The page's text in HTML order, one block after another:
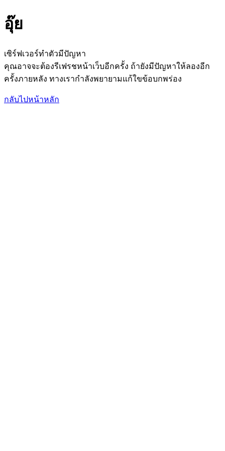
อุ๊ย
เซิร์ฟเวอร์ทำตัวมีปัญหา
คุณอาจจะต้องรีเฟรชหน้าเว็บอีกครั้ง ถ้ายังมีปัญหาให้ลองอีก
ครั้งภายหลัง ทางเรากำลังพยายามแก้ใขข้อบกพร่อง
กลับไปหน้าหลัก